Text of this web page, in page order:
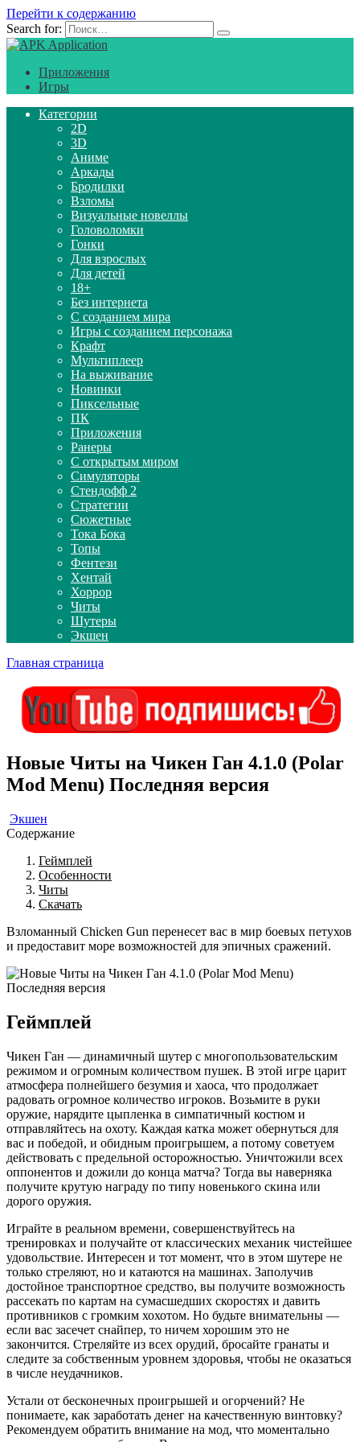
Перейти к содержанию
Search for:
Приложения
Игры
Категории
2D
3D
Аниме
Аркады
Бродилки
Взломы
Визуальные новеллы
Головоломки
Гонки
Для взрослых
Для детей
18+
Без интернета
С созданием мира
Игры с созданием персонажа
Крафт
Мультиплеер
На выживание
Новинки
Пиксельные
ПК
Приложения
Ранеры
С открытым миром
Симуляторы
Стендофф 2
Стратегии
Сюжетные
Тока Бока
Топы
Фентези
Хентай
Хоррор
Читы
Шутеры
Экшен
Главная страница
Новые Читы на Чикен Ган 4.1.0 (Polar
Mod Menu) Последняя версия
Экшен
Содержание
Геймплей
Особенности
Читы
Скачать
Взломанный Chicken Gun перенесет вас в мир боевых петухов
и предоставит море возможностей для эпичных сражений.
Геймплей
Чикен Ган — динамичный шутер с многопользовательским
режимом и огромным количеством пушек. В этой игре царит
атмосфера полнейшего безумия и хаоса, что продолжает
радовать огромное количество игроков. Возьмите в руки
оружие, нарядите цыпленка в симпатичный костюм и
отправляйтесь на охоту. Каждая катка может обернуться для
вас и победой, и обидным проигрышем, а потому советуем
действовать с предельной осторожностью. Уничтожили всех
оппонентов и дожили до конца матча? Тогда вы наверняка
получите крутую награду по типу новенького скина или
дорого оружия.
Играйте в реальном времени, совершенствуйтесь на
тренировках и получайте от классических механик чистейшее
удовольствие. Интересен и тот момент, что в этом шутере не
только стреляют, но и катаются на машинах. Заполучив
достойное транспортное средство, вы получите возможность
рассекать по картам на сумасшедших скоростях и давить
противников с громким хохотом. Но будьте внимательны —
если вас засечет снайпер, то ничем хорошим это не
закончится. Стреляйте из всех орудий, бросайте гранаты и
следите за собственным уровнем здоровья, чтобы не оказаться
в числе неудачников.
Устали от бесконечных проигрышей и огорчений? Не
понимаете, как заработать денег на качественную винтовку?
Рекомендуем обратить внимание на мод, что моментально